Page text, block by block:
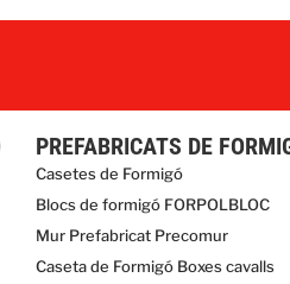
PREFABRICATS DE
Casetes de Formigó
Blocs de formigó FORPOLBLOC
Mur Prefabricat Precomur
Caseta de Formigó Boxes cavalls